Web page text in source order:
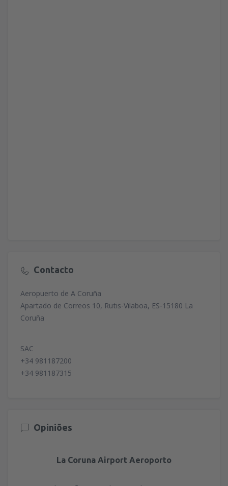
Contacto
Aeropuerto de A Coruña
Apartado de Correos 10, Rutis-Vilaboa, ES-15180 La
Coruña
SAC
+34 981187200
+34 981187315
Opiniões
La Coruna Airport Aeroporto